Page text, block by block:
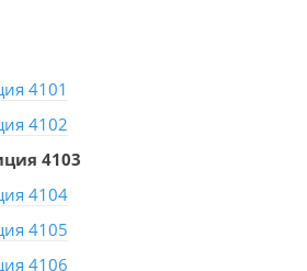
4101
4102
4103
4104
4105
4106